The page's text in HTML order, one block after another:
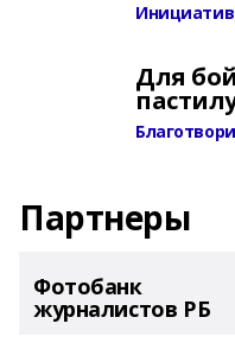
Для
Партнеры
Фотобанк
журналистов РБ